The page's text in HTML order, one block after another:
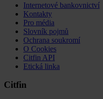
Internetové bankovnictví
Kontakty
Pro média
Slovník pojmů
Ochrana soukromí
O Cookies
Citfin API
Etická linka
Citfin